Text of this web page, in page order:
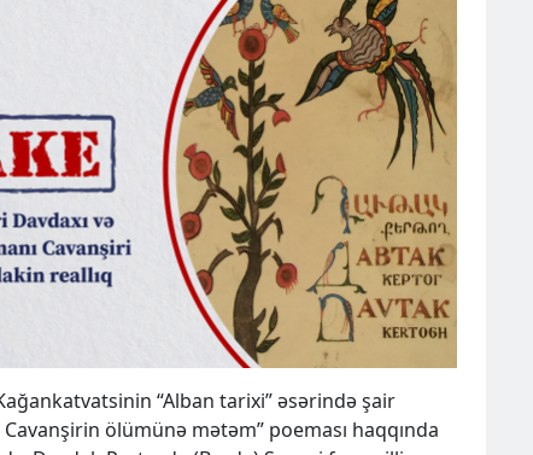
“Alban tarixi” əsərində şair
ölümünə mətəm” poeması haqqında